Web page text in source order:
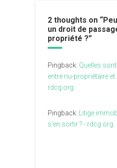
2 thoughts on “
un droit de
propriété ?”
Pingback: Quelles
entre nu-propriétaire et
rdcg.org
Pingback:
Litige
s'en sortir ? - rdcg.org